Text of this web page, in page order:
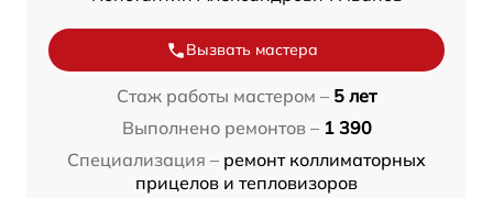
Вызвать мастера
Стаж работы мастером – 5 лет
Выполнено ремонтов – 1 390
Специализация – ремонт коллиматорных
прицелов и тепловизоров